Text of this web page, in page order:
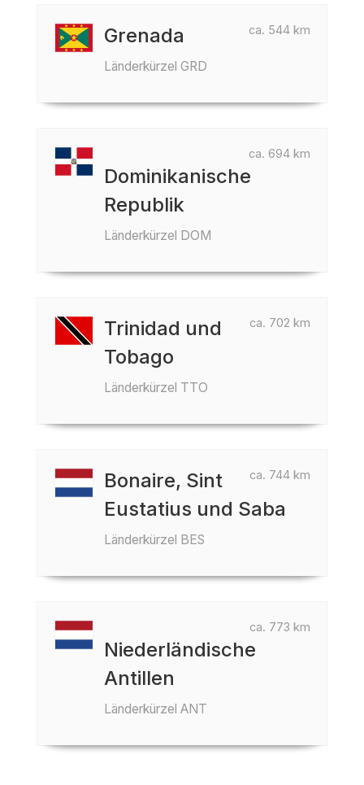
ca. 544 km
Grenada
Länderkürzel GRD
ca. 694 km
Dominikanische
Republik
Länderkürzel DOM
ca. 702 km
Trinidad und
Tobago
Länderkürzel TTO
ca. 744 km
Bonaire, Sint
Eustatius und Saba
Länderkürzel BES
ca. 773 km
Niederländische
Antillen
Länderkürzel ANT